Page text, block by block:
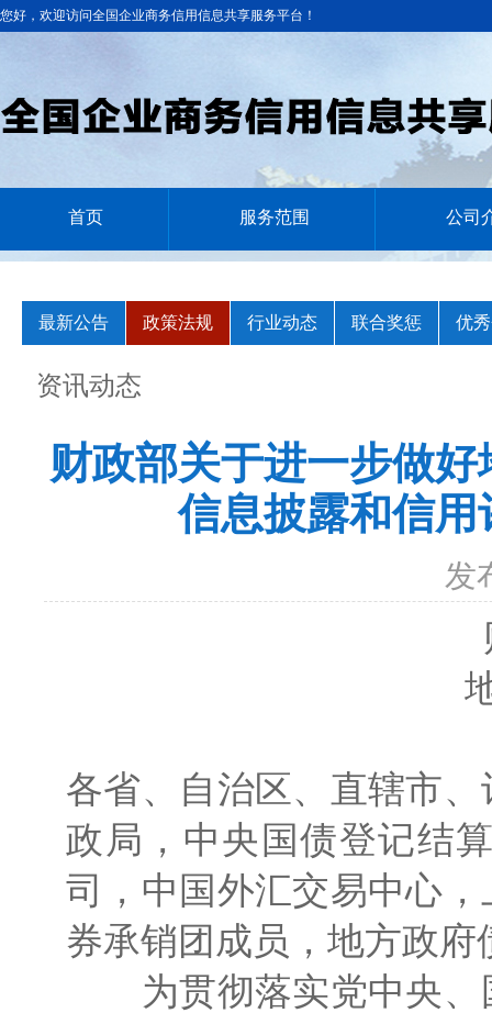
您好，欢迎访问全国企业商务信用信息共享服务平台！
首页 服务范围 公司
最新公告 政策法规 行业动态 联合奖惩 优
资讯动态
财政部关于进一步做
信息披露和信
发
地
各省、自治区、直辖市
政局，中央国债登记结
司，中国外汇交易中心
券承销团成员，地方政
为贯彻落实党中央、